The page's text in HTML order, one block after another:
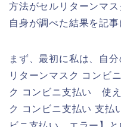
方法がセルリターンマ
自身が調べた結果を記
まず、最初に私は、自
リターンマスク コンビ
ク コンビニ支払い 使
ク コンビニ支払い 支払